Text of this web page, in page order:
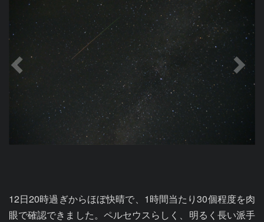
12日20時過ぎからほぼ快晴で、1時間当たり30個程度を肉
眼で確認できました。ペルセウスらしく、明るく長い派手